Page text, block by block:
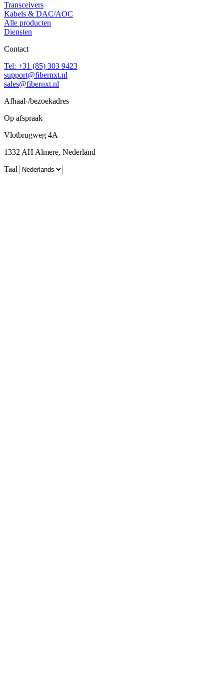
Transceivers
Kabels & DAC/AOC
Alle producten
Diensten
Contact
Tel: +31 (85) 303 9423
support@fibernxt.nl
sales@fibernxt.nl
Afhaal-/bezoekadres
Op afspraak
Vlotbrugweg 4A
1332 AH Almere, Nederland
Taal